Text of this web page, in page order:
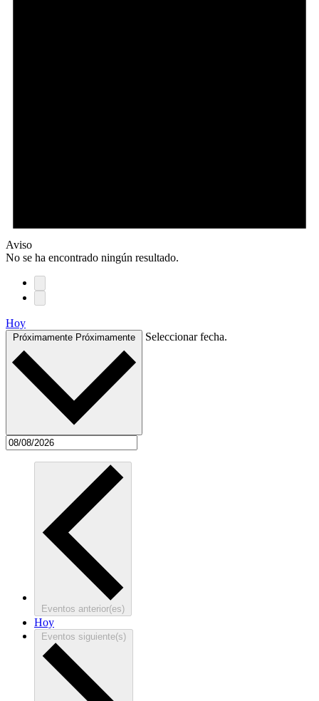
Aviso
No se ha encontrado ningún resultado.
Hoy
Próximamente Próximamente Seleccionar fecha.
Eventos anterior(es)
Hoy
Eventos siguiente(s)